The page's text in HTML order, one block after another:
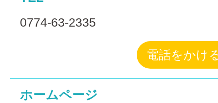
0774-63-2335
電話をかけ
ホームページ